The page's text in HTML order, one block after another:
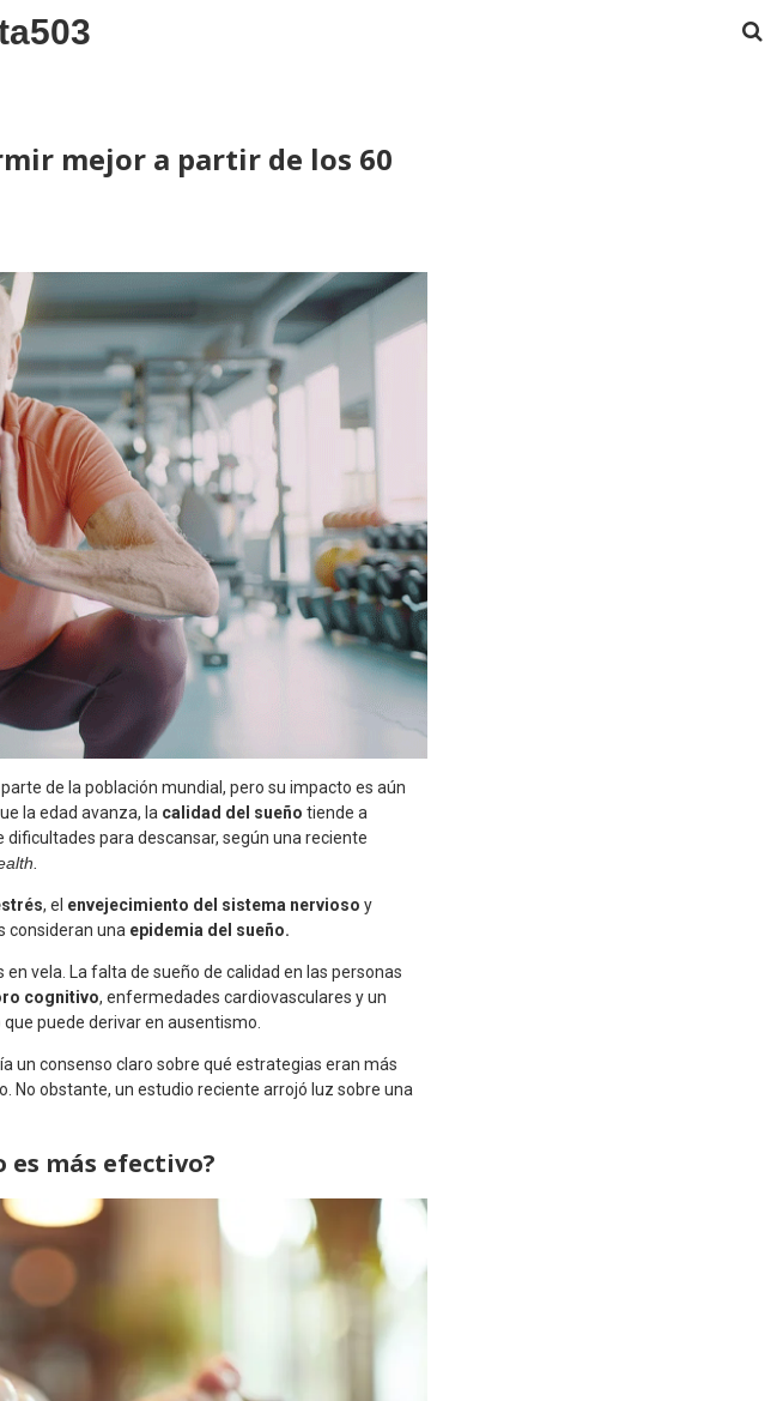
mejor a partir de los 60
de la población mundial, pero su impacto es aún
la edad avanza, la calidad del sueño tiende a
dificultades para descansar, según una reciente
, el envejecimiento del sistema nervioso y
consideran una epidemia del sueño.
vela. La falta de sueño de calidad en las personas
cognitivo, enfermedades cardiovasculares y un
puede derivar en ausentismo.
un consenso claro sobre qué estrategias eran más
No obstante, un estudio reciente arrojó luz sobre una
más efectivo?